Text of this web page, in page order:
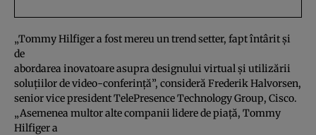
„Tommy Hilfiger a fost mereu un trend setter, fapt întârit şi
de
abordarea inovatoare asupra designului virtual şi utilizării
soluţiilor de video-conferinţă”, consideră Frederik Halvorsen,
senior vice president TelePresence Technology Group, Cisco.
„Asemenea multor alte companii lidere de piaţă, Tommy
Hilfiger a